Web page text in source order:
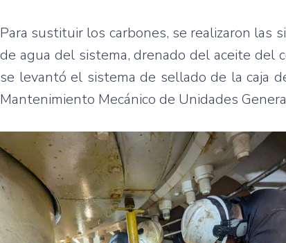
Para sustituir los carbones, se realizaron las
de agua del sistema, drenado del aceite del
se levantó el sistema de sellado de la caja
Mantenimiento Mecánico de Unidades